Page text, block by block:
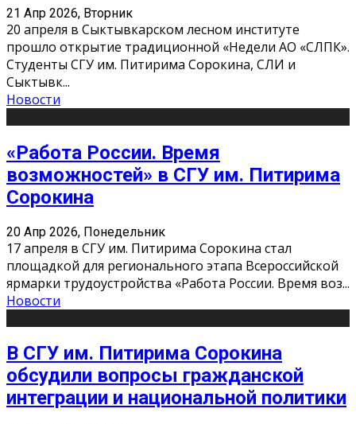
21 Апр 2026, Вторник
20 апреля в Сыктывкарском лесном институте
прошло открытие традиционной «Недели АО «СЛПК».
Студенты СГУ им. Питирима Сорокина, СЛИ и
Сыктывк...
Новости
«Работа России. Время
возможностей» в СГУ им. Питирима
Сорокина
20 Апр 2026, Понедельник
17 апреля в СГУ им. Питирима Сорокина стал
площадкой для регионального этапа Всероссийской
ярмарки трудоустройства «Работа России. Время воз...
Новости
В СГУ им. Питирима Сорокина
обсудили вопросы гражданской
интеграции и национальной политики